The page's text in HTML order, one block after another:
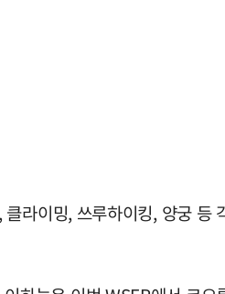
라이밍, 쓰루하이킹, 양궁 등